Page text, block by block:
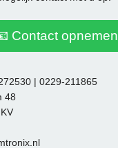
Contact opnemen
| 0229-211865
48